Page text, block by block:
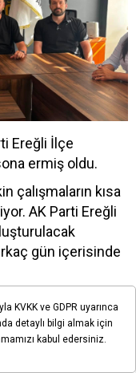
Ereğli İlçe
ermiş oldu.
çalışmaların kısa
AK Parti Ereğli
gün içerisinde
nasıl
kimin
oldu.
KVKK ve GDPR uyarınca
detaylı bilgi almak için
kabul edersiniz.